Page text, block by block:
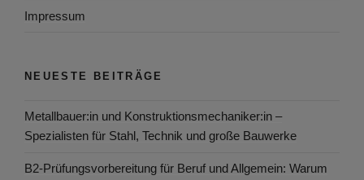
Impressum
NEUESTE BEITRÄGE
Metallbauer:in und Konstruktionsmechaniker:in –
Spezialisten für Stahl, Technik und große Bauwerke
B2-Prüfungsvorbereitung für Beruf und Allgemein: Warum